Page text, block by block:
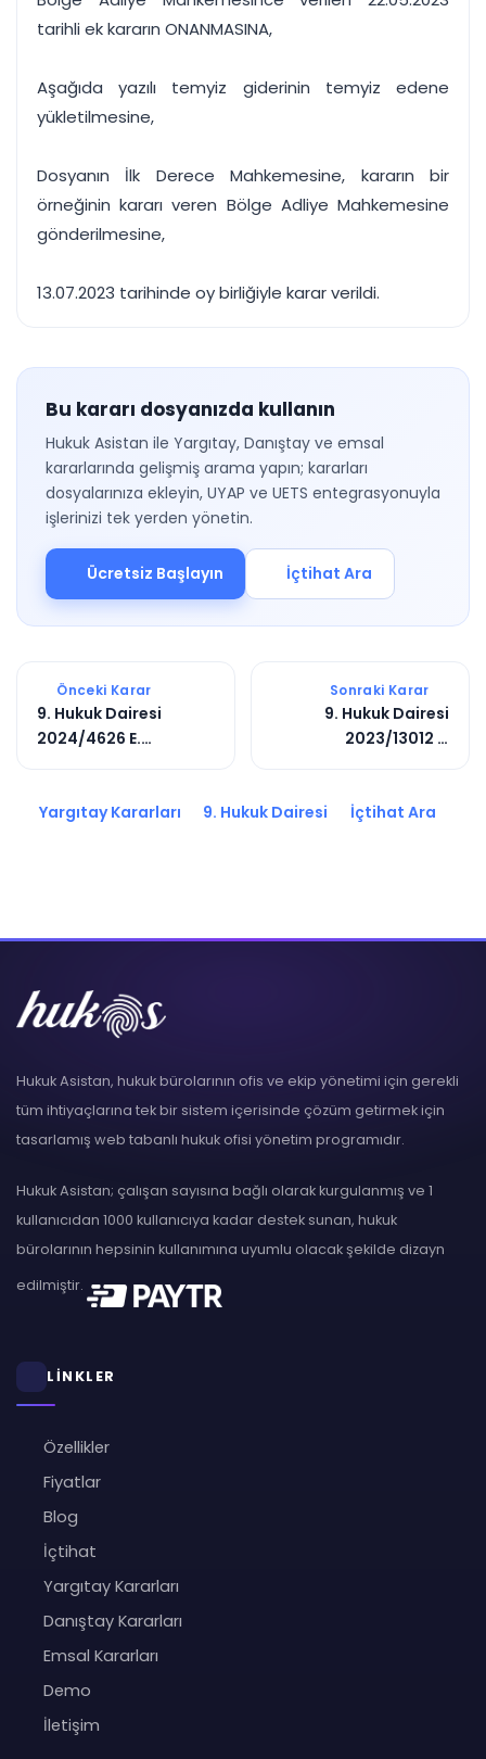
tarihli ek kararın ONANMASINA,
Aşağıda yazılı temyiz giderinin temyiz edene
yükletilmesine,
Dosyanın İlk Derece Mahkemesine, kararın bir
örneğinin kararı veren Bölge Adliye Mahkemesine
gönderilmesine,
13.07.2023 tarihinde oy birliğiyle karar verildi.
Bu kararı dosyanızda kullanın
Hukuk Asistan ile Yargıtay, Danıştay ve emsal
kararlarında gelişmiş arama yapın; kararları
dosyalarınıza ekleyin, UYAP ve UETS entegrasyonuyla
işlerinizi tek yerden yönetin.
Ücretsiz Başlayın İçtihat Ara
Önceki Karar
9. Hukuk Dairesi
2024/4626 E.
Sonraki Karar
9. Hukuk Dairesi
2023/13012 E.
Yargıtay Kararları 9. Hukuk Dairesi İçtihat Ara
Hukuk Asistan, hukuk bürolarının ofis ve ekip yönetimi için gerekli
tüm ihtiyaçlarına tek bir sistem içerisinde çözüm getirmek için
tasarlamış web tabanlı hukuk ofisi yönetim programıdır.
Hukuk Asistan; çalışan sayısına bağlı olarak kurgulanmış ve 1
kullanıcıdan 1000 kullanıcıya kadar destek sunan, hukuk
bürolarının hepsinin kullanımına uyumlu olacak şekilde dizayn
edilmiştir.
LİNKLER
Özellikler
Fiyatlar
Blog
İçtihat
Yargıtay Kararları
Danıştay Kararları
Emsal Kararları
Demo
İletişim